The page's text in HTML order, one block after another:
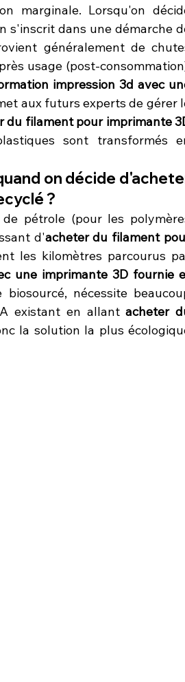
marginale. Lorsqu'on
s'inscrit dans une démarche
généralement de
usage (post-
impression 3d avec
aux futurs experts de gérer
du filament pour imprimante
sont transformés
on décide
?
pétrole (pour les
d'acheter du filament
les kilomètres parcourus
une imprimante 3D fournie
nécessite
existant en allant acheter
la solution la plus